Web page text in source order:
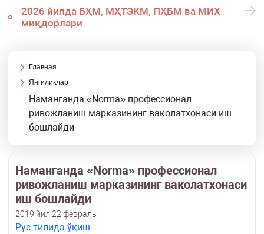
2026 йилда БҲМ, МҲТЭКМ, ПҲБМ ва МИХ
миқдорлари
Главная
Янгиликлар
Наманганда «Norma» профессионал
ривожланиш марказининг ваколатхонаси иш
бошлайди
Наманганда «Norma» профессионал
ривожланиш марказининг ваколатхонаси
иш бошлайди
2019 йил 22 февраль
Рус тилида ўқиш